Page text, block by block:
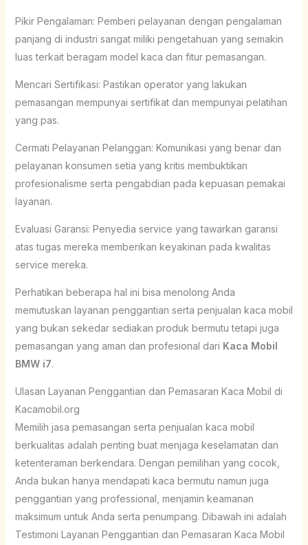
Pikir Pengalaman: Pemberi pelayanan dengan pengalaman
panjang di industri sangat miliki pengetahuan yang semakin
luas terkait beragam model kaca dan fitur pemasangan.
Mencari Sertifikasi: Pastikan operator yang lakukan
pemasangan mempunyai sertifikat dan mempunyai pelatihan
yang pas.
Cermati Pelayanan Pelanggan: Komunikasi yang benar dan
pelayanan konsumen setia yang kritis membuktikan
profesionalisme serta pengabdian pada kepuasan pemakai
layanan.
Evaluasi Garansi: Penyedia service yang tawarkan garansi
atas tugas mereka memberikan keyakinan pada kwalitas
service mereka.
Perhatikan beberapa hal ini bisa menolong Anda
memutuskan layanan penggantian serta penjualan kaca mobil
yang bukan sekedar sediakan produk bermutu tetapi juga
pemasangan yang aman dan profesional dari Kaca Mobil
BMW i7.
Ulasan Layanan Penggantian dan Pemasaran Kaca Mobil di
Kacamobil.org
Memilih jasa pemasangan serta penjualan kaca mobil
berkualitas adalah penting buat menjaga keselamatan dan
ketenteraman berkendara. Dengan pemilihan yang cocok,
Anda bukan hanya mendapati kaca bermutu namun juga
penggantian yang professional, menjamin keamanan
maksimum untuk Anda serta penumpang. Dibawah ini adalah
Testimoni Layanan Penggantian dan Pemasaran Kaca Mobil